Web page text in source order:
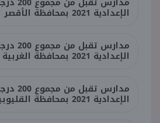
الإعدادية 2021 بمحافظة الأقصر
مدارس
الإعدادية 2021 بمحافظة الغربية
مدارس
الإعدادية 2021 بمحافظة القليوبية